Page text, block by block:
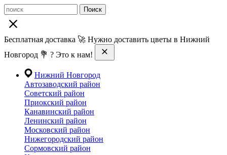
Поиск
Бесплатная доставка 🚀 Нужно доставить цветы в Нижний
Новгород 💐 ? Это к нам!
Нижний Новгород
Автозаводский район
Советский район
Приокский район
Канавинский район
Ленинский район
Московский район
Нижегородский район
Сормовский район